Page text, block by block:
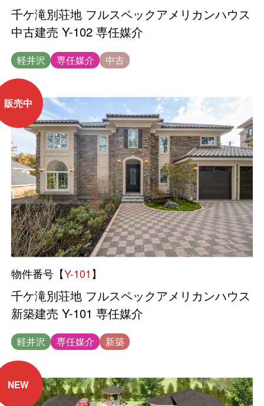
千ケ滝別荘地 フルスペックアメリカンハウス
中古建売 Y-102 専任媒介
軽井沢 専任媒介 中古
販売中
物件番号【Y-101】
千ケ滝別荘地 フルスペックアメリカンハウス
新築建売 Y-101 専任媒介
軽井沢 専任媒介 新築
NEW